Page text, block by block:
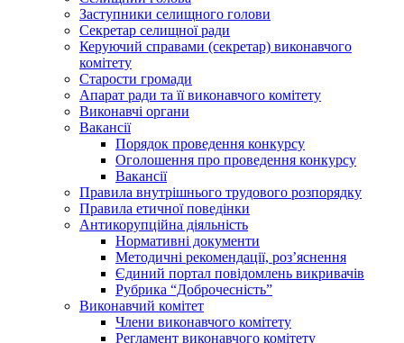
Заступники селищного голови
Секретар селищної ради
Керуючий справами (секретар) виконавчого
комітету
Старости громади
Апарат ради та її виконавчого комітету
Виконавчі органи
Вакансії
Порядок проведення конкурсу
Оголошення про проведення конкурсу
Вакансії
Правила внутрішнього трудового розпорядку
Правила етичної поведінки
Антикорупційна діяльність
Нормативні документи
Методичні рекомендації, роз’яснення
Єдиний портал повідомлень викривачів
Рубрика “Доброчесність”
Виконавчий комітет
Члени виконавчого комітету
Регламент виконавчого комітету